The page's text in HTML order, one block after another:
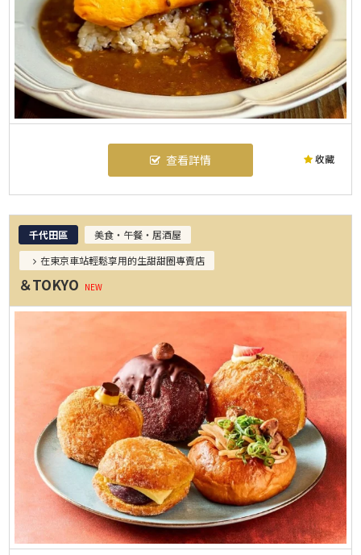
收藏
查看詳情
千代田區
美食・午餐・居酒屋
在東京車站輕鬆享用的生甜甜圈專賣店
＆TOKYO NEW